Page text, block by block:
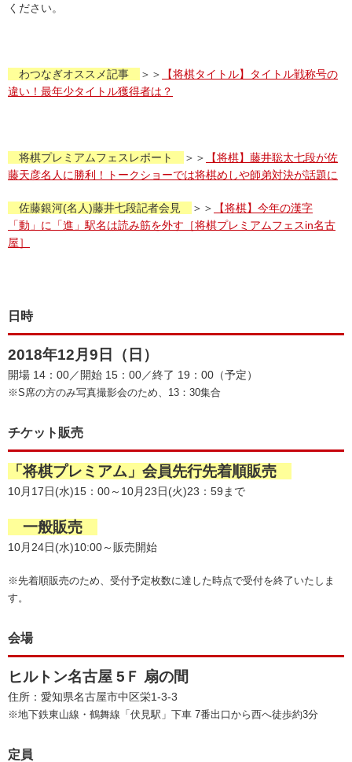
ください。
わつなぎオススメ記事 ＞＞
【将棋タイトル】タイトル戦称号の
違い！最年少タイトル獲得者は？
将棋プレミアムフェスレポート ＞＞
【将棋】藤井聡太七段が佐
藤天彦名人に勝利！トークショーでは将棋めしや師弟対決が話題に
佐藤銀河(名人)藤井七段記者会見 ＞＞
【将棋】今年の漢字
「動」に「進」駅名は読み筋を外す［将棋プレミアムフェスin名古
屋］
日時
2018年12月9日（日）
開場 14：00／開始 15：00／終了 19：00（予定）
※S席の方のみ写真撮影会のため、13：30集合
チケット販売
「将棋プレミアム」会員先行先着順販売
10月17日(水)15：00～10月23日(火)23：59まで
一般販売
10月24日(水)10:00～販売開始
※先着順販売のため、受付予定枚数に達した時点で受付を終了いたしま
す。
会場
ヒルトン名古屋 5Ｆ 扇の間
住所：愛知県名古屋市中区栄1-3-3
※地下鉄東山線・鶴舞線「伏見駅」下車 7番出口から西へ徒歩約3分
定員